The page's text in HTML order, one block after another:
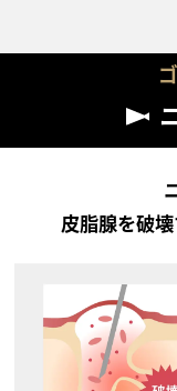
皮脂腺を破